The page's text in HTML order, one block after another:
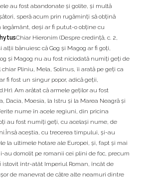
au fost abandonate și golite, și multă
speră acum prin rugăminți să obțină
legământ, deși ar fi putut-o obține cu
Chiar Hieronim (Despre credință, c. 2,
alții bănuiesc că Gog și Magog ar fi goți,
și Magog nu au fost niciodată numiți geți de
chiar Pliniu, Mela, Solinus, îi arată pe geți ca
fi fost un singur popor, adică geții,
Am arătat că armele geților au fost
Dacia, Moesia, la Istru și la Marea Neagră și
nume în acele regiuni, din pricina
au fost numiți geți, cu același nume, de
aceștia, cu trecerea timpului, și-au
la ultimele hotare ale Europei, și, fapt și mai
au domolit pe romanii cei plini de foc, precum
istovit într-atât Imperiul Roman, încât de
de manevrat de către alte neamuri dintre